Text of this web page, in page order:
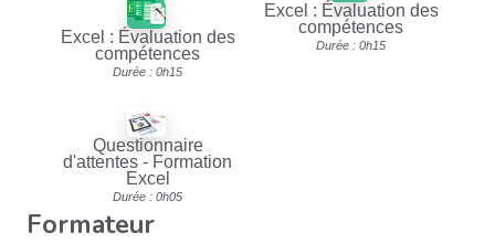
Excel : Évaluation des
compétences
Durée : 0h15
Questionnaire
d'attentes - Formation
Excel
Durée : 0h05
Excel : Évaluation des
compétences
Durée : 0h15
Formateur